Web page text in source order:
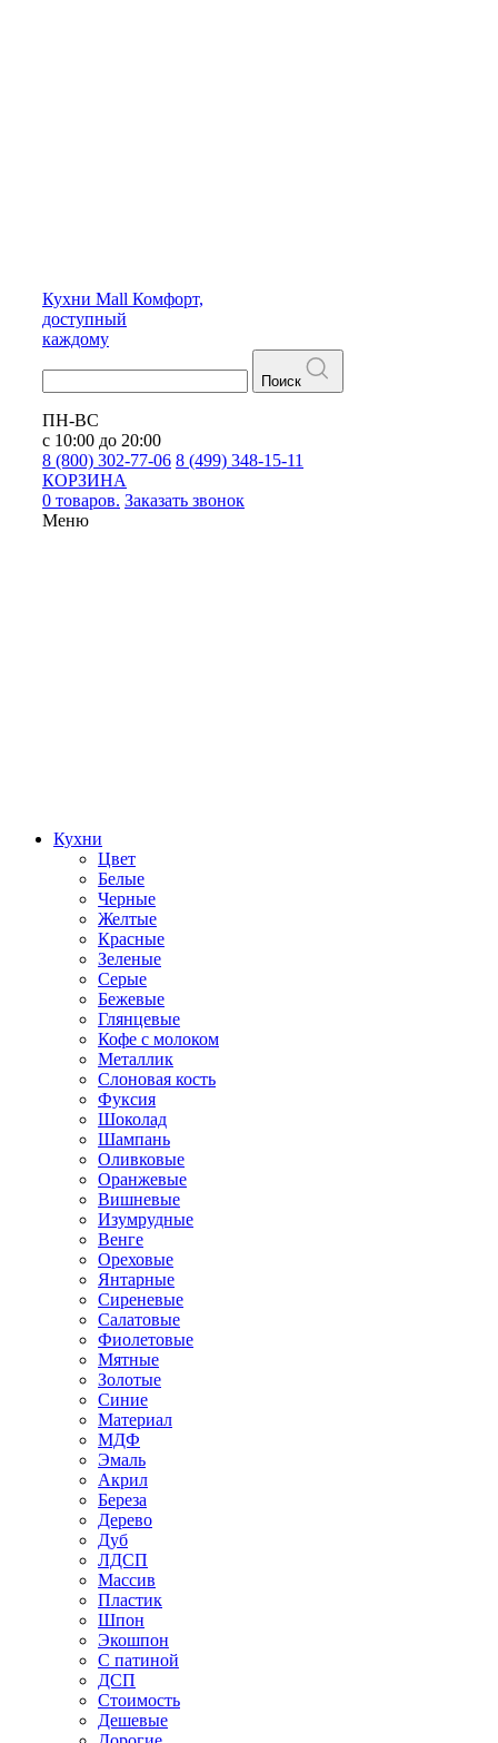
Кухни Mall Комфорт,
доступный
каждому
Поиск
ПН-ВС
с 10:00 до 20:00
8 (800) 302-77-06 8 (499) 348-15-11
КОРЗИНА
0 товаров. Заказать звонок
Меню
Кухни
Цвет
Белые
Черные
Желтые
Красные
Зеленые
Серые
Бежевые
Глянцевые
Кофе с молоком
Металлик
Слоновая кость
Фуксия
Шоколад
Шампань
Оливковые
Оранжевые
Вишневые
Изумрудные
Венге
Ореховые
Янтарные
Сиреневые
Салатовые
Фиолетовые
Мятные
Золотые
Синие
Материал
МДФ
Эмаль
Акрил
Береза
Дерево
Дуб
ЛДСП
Массив
Пластик
Шпон
Экошпон
С патиной
ДСП
Стоимость
Дешевые